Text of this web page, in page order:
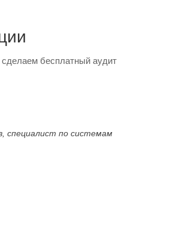
бесплатный аудит
специалист по системам